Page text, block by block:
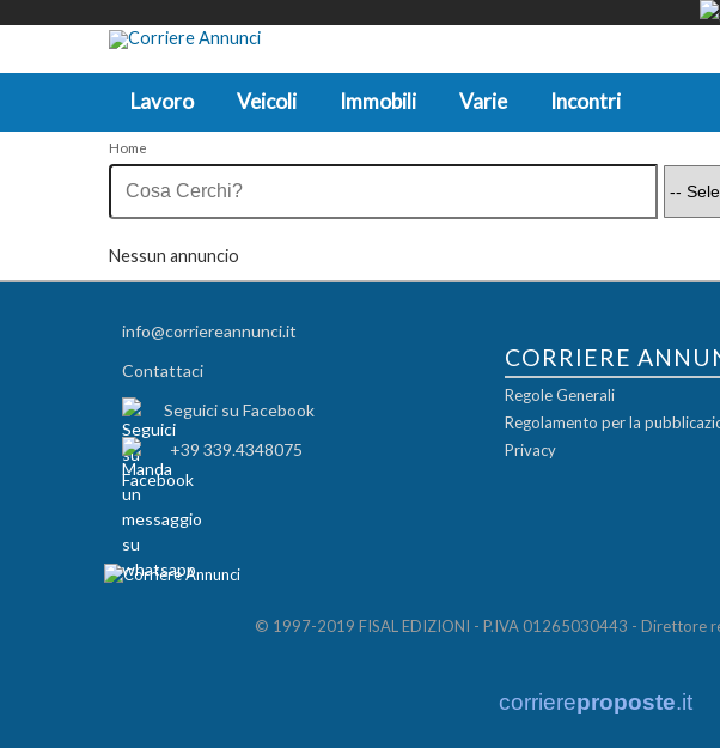
Lavoro Veicoli Immobili Varie Incontri
Home
Nessun annuncio
info@corriereannunci.it
Contattaci
Seguici su Facebook
+39 339.4348075
CORRIERE
Regole Generali
Regolamento per la
Privacy
© 1997-2019 FISAL EDIZIONI - P.IVA 01265030443 - Direttore
corriereproposte.it